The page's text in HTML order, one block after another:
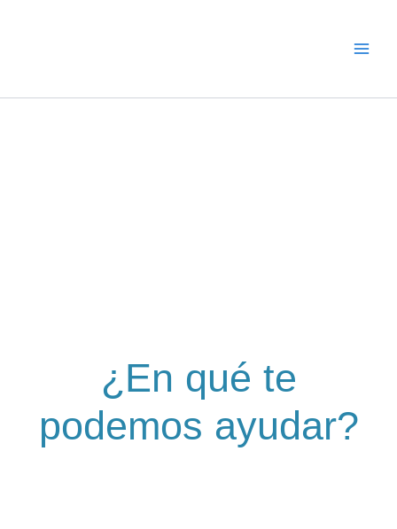
¿En qué te
podemos ayudar?